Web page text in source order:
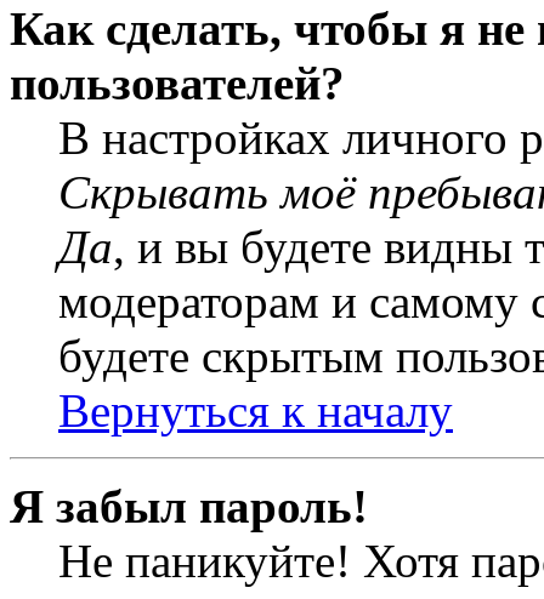
Как сделать, чтобы я
пользователей?
В настройках личного
Скрывать моё
Да, и вы будете видны
модераторам и самому
будете скрытым
Вернуться к началу
Я забыл пароль!
Не паникуйте! Хотя